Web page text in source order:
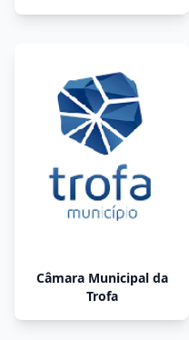
Câmara Municipal da
Trofa